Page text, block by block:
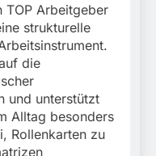
TOP Arbeitgeber
strukturelle
die
und unterstützt
Alltag besonders
Rollenkarten zu